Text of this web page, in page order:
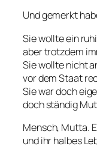
Und gemerkt
Sie wollte ein
aber trotzdem
Sie wollte nicht
vor dem Staat
Sie war doch
doch ständig
Mensch, Mutta.
und ihr halbes